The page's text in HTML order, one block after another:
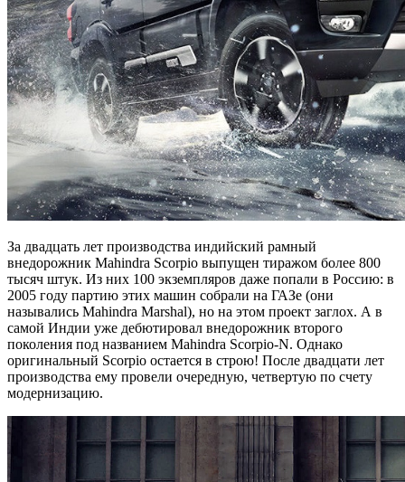
За двадцать лет производства индийский рамный
внедорожник Mahindra Scorpio выпущен тиражом более 800
тысяч штук. Из них 100 экземпляров даже попали в Россию: в
2005 году партию этих машин собрали на ГАЗе (они
назывались Mahindra Marshal), но на этом проект заглох. А в
самой Индии уже дебютировал внедорожник второго
поколения под названием Mahindra Scorpio-N. Однако
оригинальный Scorpio остается в строю! После двадцати лет
производства ему провели очередную, четвертую по счету
модернизацию.